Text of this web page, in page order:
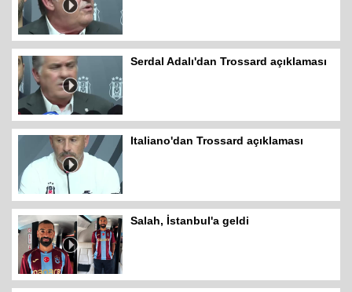
Serdal Adalı'dan Trossard açıklaması
Italiano'dan Trossard açıklaması
Salah, İstanbul'a geldi